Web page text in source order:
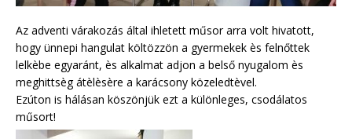
Az adventi várakozás által ihletett műsor arra volt hivatott,
hogy ünnepi hangulat költözzön a gyermekek ès felnőttek
lelkèbe egyaránt, ès alkalmat adjon a belső nyugalom ès
meghittsèg átèlèsère a karácsony közeledtèvel.
Ezúton is hálásan köszönjük ezt a különleges, csodálatos
műsort!